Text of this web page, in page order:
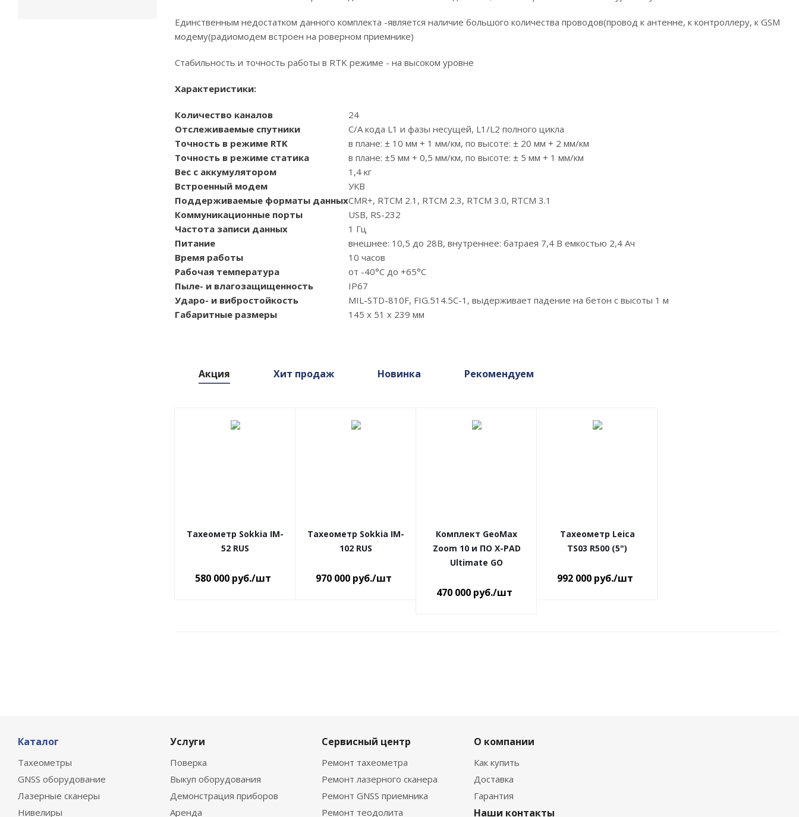
Единственным недостатком данного комплекта -является наличие большого количества проводов(провод к антенне, к контроллеру, к GSM
модему(радиомодем встроен на роверном приемнике)
Стабильность и точность работы в RTK режиме - на высоком уровне
Характеристики:
Количество каналов
24
Отслеживаемые спутники
C/A кода L1 и фазы несущей, L1/L2 полного цикла
Точность в режиме RTK
в плане: ± 10 мм + 1 мм/км, по высоте: ± 20 мм + 2 мм/км
Точность в режиме статика
в плане: ±5 мм + 0,5 мм/км, по высоте: ± 5 мм + 1 мм/км
Вес с аккумулятором
1,4 кг
Встроенный модем
УКВ
Поддерживаемые форматы данныхCMR+, RTCM 2.1, RTCM 2.3, RTCM 3.0, RTCM 3.1
Коммуникационные порты
USB, RS-232
Частота записи данных
1 Гц
Питание
внешнее: 10,5 до 28В, внутреннее: батраея 7,4 В емкостью 2,4 Ач
Время работы
10 часов
Рабочая температура
от -40°C до +65°C
Пыле- и влагозащищенность
IP67
Ударо- и вибростойкость
MIL-STD-810F, FIG.514.5C-1, выдерживает падение на бетон с высоты 1 м
Габаритные размеры
145 х 51 х 239 мм
Акция Хит продаж Новинка Рекомендуем
Тахеометр Sokkia IM-
52 RUS
580 000 руб./шт
Тахеометр Sokkia IM-
102 RUS
970 000 руб./шт
Комплект GeoMax
Zoom 10 и ПО X-PAD
Ultimate GO
470 000 руб./шт
Тахеометр Leica
TS03 R500 (5")
992 000 руб./шт
Каталог
Тахеометры
GNSS оборудование
Лазерные сканеры
Нивелиры
Услуги
Поверка
Выкуп оборудования
Демонстрация приборов
Аренда
Сервисный центр
Ремонт тахеометра
Ремонт лазерного сканера
Ремонт GNSS приемника
Ремонт теодолита
О компании
Как купить
Доставка
Гарантия
Наши контакты